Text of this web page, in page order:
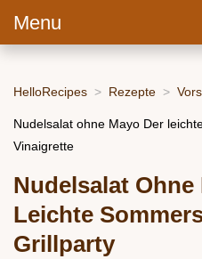
Menu
HelloRecipes Rezepte
Nudelsalat ohne Mayo Der
Vinaigrette
Nudelsalat
Leichte
Grillparty